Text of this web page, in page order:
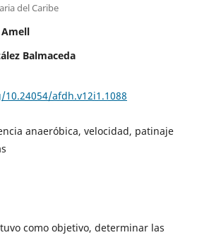
del Caribe
Balmaceda
afdh.v12i1.1088
anaeróbica, velocidad, patinaje
como objetivo, determinar las